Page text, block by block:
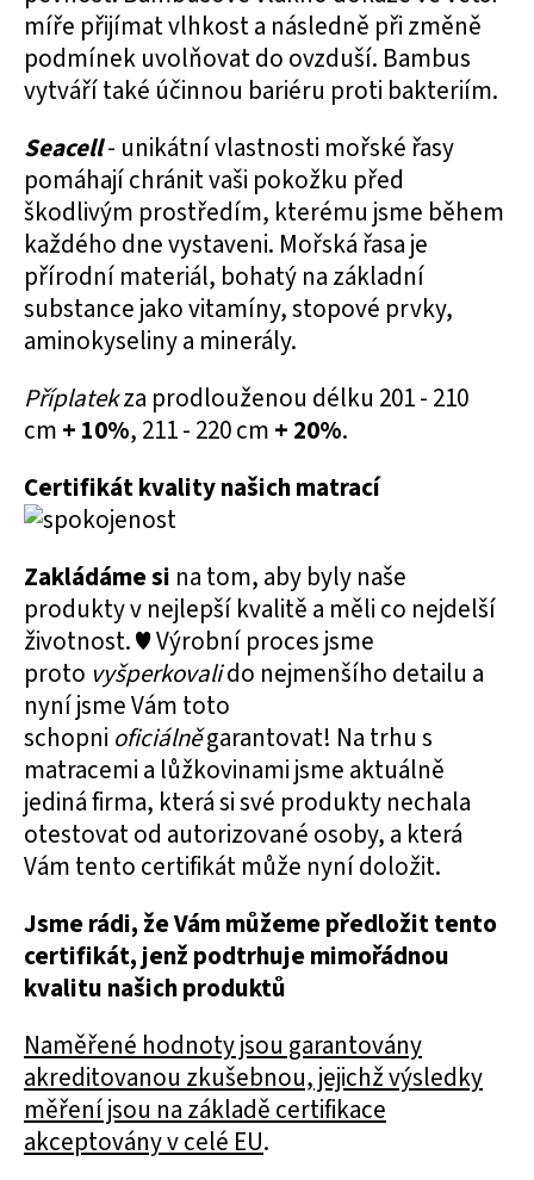
míře přijímat vlhkost a následně při změně
podmínek uvolňovat do ovzduší. Bambus
vytváří také účinnou bariéru proti bakteriím.
Seacell- unikátní vlastnosti mořské řasy
pomáhají chránit vaši pokožku před
škodlivým prostředím, kterému jsme během
každého dne vystaveni. Mořská řasa je
přírodní materiál, bohatý na základní
substance jako vitamíny, stopové prvky,
aminokyseliny a minerály.
Příplatekza prodlouženou délku 201 - 210
cm + 10%, 211 - 220 cm + 20%.
Certifikát kvality našich matrací
Zakládáme si na tom, aby byly naše
produkty v nejlepší kvalitě a měli co nejdelší
životnost. ♥ Výrobní proces jsme
proto vyšperkovalido nejmenšího detailu a
nyní jsme Vám toto
schopni oficiálněgarantovat! Na trhu s
matracemi a lůžkovinami jsme aktuálně
jediná firma, která si své produkty nechala
otestovat od autorizované osoby, a která
Vám tento certifikát může nyní doložit.
Jsme rádi, že Vám můžeme předložit tento
certifikát, jenž podtrhuje mimořádnou
kvalitu našich produktů
Naměřené hodnoty jsou garantovány
akreditovanou zkušebnou, jejichž výsledky
měření jsou na základě certifikace
akceptovány v celé EU.